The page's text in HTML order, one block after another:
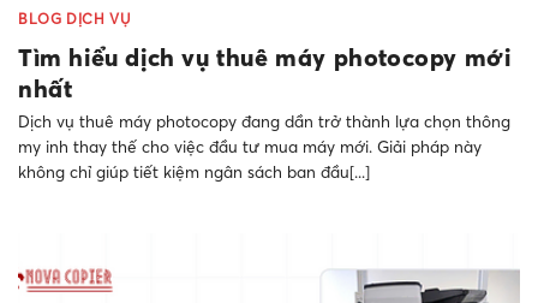
BLOG DỊCH VỤ
Tìm hiểu dịch vụ thuê máy photocopy mới
nhất
Dịch vụ thuê máy photocopy đang dần trở thành lựa chọn thông
my inh thay thế cho việc đầu tư mua máy mới. Giải pháp này
không chỉ giúp tiết kiệm ngân sách ban đầu[...]